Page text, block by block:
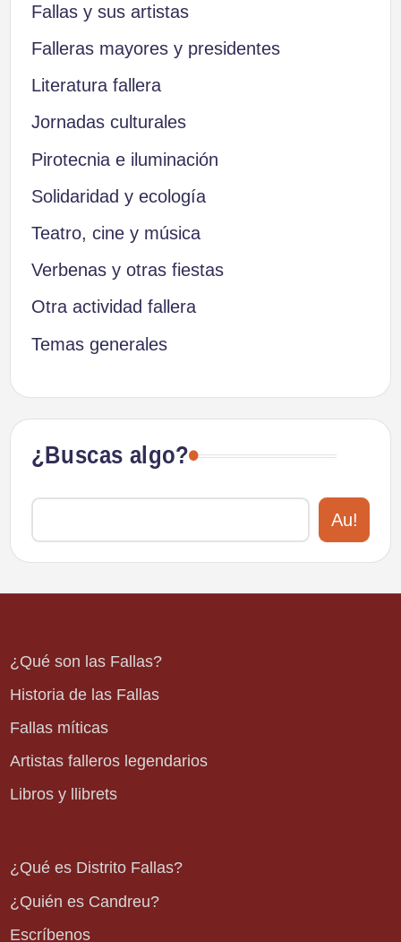
Fallas y sus artistas
Falleras mayores y presidentes
Literatura fallera
Jornadas culturales
Pirotecnia e iluminación
Solidaridad y ecología
Teatro, cine y música
Verbenas y otras fiestas
Otra actividad fallera
Temas generales
¿Buscas algo?
Au!
¿Qué son las Fallas?
Historia de las Fallas
Fallas míticas
Artistas falleros legendarios
Libros y llibrets
¿Qué es Distrito Fallas?
¿Quién es Candreu?
Escríbenos